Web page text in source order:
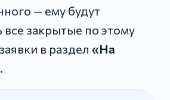
— ему будут
все закрытые по этому
в раздел «На
.